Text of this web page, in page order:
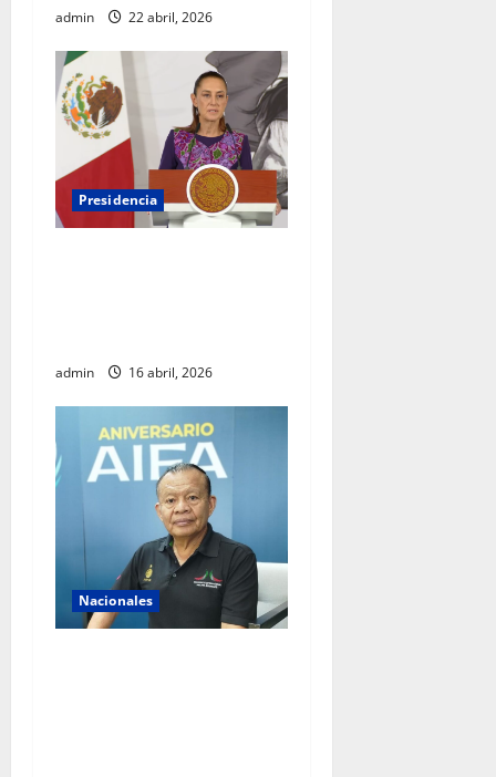
admin 22 abril, 2026
Presidencia
admin 16 abril, 2026
Nacionales